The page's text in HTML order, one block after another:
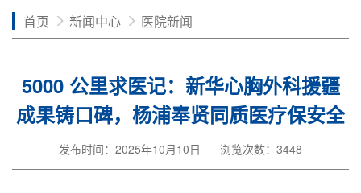
首页 新闻中心 医院新闻
5000 公里求医记：新华心胸外科援疆
成果铸口碑，杨浦奉贤同质医疗保安全
发布时间：2025年10月10日 浏览次数：3448